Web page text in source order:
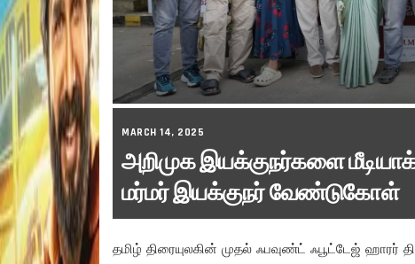
MARCH 14, 2025
அறிமுக இயக்குநர்களை
மர்மர் இயக்குநர் வேண்டுகோள்
தமிழ் திரையுலகின் முதல் ஃபவுண்ட் ஃபூட்டேஜ் ஹாரர்